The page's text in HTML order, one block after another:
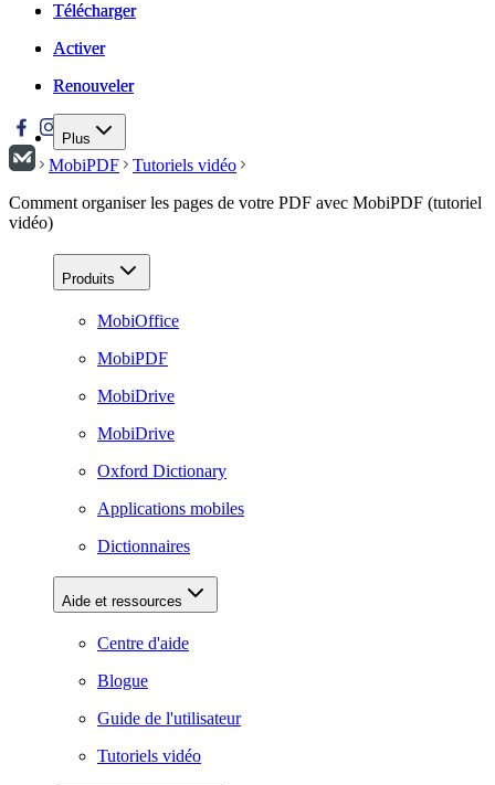
Télécharger
Activer
Renouveler
Plus
Télécharger
Activer
Renouveler
MobiPDF
Tutoriels vidéo
Comment organiser les pages de votre PDF avec MobiPDF (tutoriel
vidéo)
Produits
MobiOffice
MobiPDF
MobiDrive
MobiDrive
Oxford Dictionary
Applications mobiles
Dictionnaires
Aide et ressources
Centre d'aide
Blogue
Guide de l'utilisateur
Tutoriels vidéo